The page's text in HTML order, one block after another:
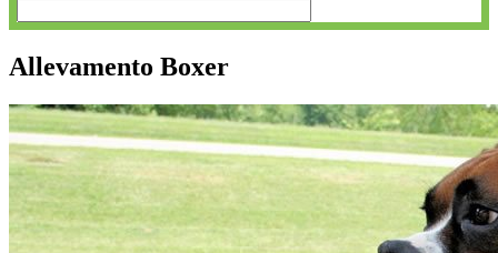
Allevamento Boxer